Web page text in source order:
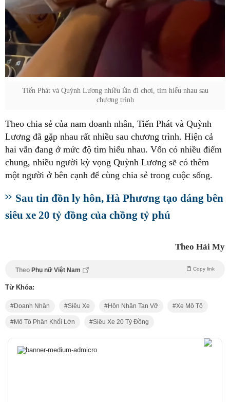
Tiến Phát và Quỳnh Lương nhiều lần đi chơi, tìm hiểu nhau sau
chương trình
Theo chia sẻ của nam doanh nhân, Tiến Phát và Quỳnh
Lương đã gặp nhau rất nhiều sau chương trình. Hiện cả
hai vẫn đang ở mức độ tìm hiểu nhau. Vốn có nhiều điểm
chung, nhiều người kỳ vọng Quỳnh Lương sẽ có thêm
một người ở bên cạnh để cùng chia sẻ trong cuộc sống.
Sau tin đồn ly hôn, Hà Phương tạo dáng bên
siêu xe 20 tỷ đồng của chồng tỷ phú
Theo Hải My
Theo Phụ nữ Việt Nam Copy link
Từ Khóa:
Doanh Nhân Siêu Xe Hôn Nhân Tan Vỡ Xe Mô Tô
Mô Tô Phân Khối Lớn Siêu Xe 20 Tỷ Đồng